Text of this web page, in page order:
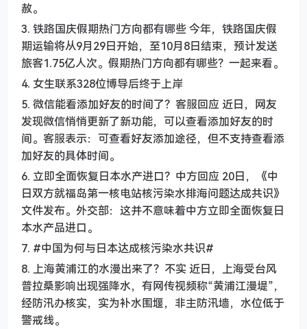
赦。
3. 铁路国庆假期热门方向都有哪些 今年，铁路国庆假
期运输将从9月29日开始，至10月8日结束，预计发送
旅客1.75亿人次。假期热门方向都有哪些？一起来看。
4. 女生联系328位博导后终于上岸
5. 微信能看添加好友的时间了？客服回应 近日，网友
发现微信悄悄更新了新功能，可以查看添加好友的时
间。客服表示：可查看好友添加途径，但不支持查看添
加好友的具体时间。
6. 立即全面恢复日本水产进口？中方回应 20日，《中
日双方就福岛第一核电站核污染水排海问题达成共识》
文件发布。外交部：这并不意味着中方立即全面恢复日
本水产品进口。
7. #中国为何与日本达成核污染水共识#
8. 上海黄浦江的水漫出来了？不实 近日，上海受台风
普拉桑影响出现强降水，有网传视频称“黄浦江漫堤”，
经防汛办核实，实为补水围堰，非主防汛墙，水位低于
警戒线。